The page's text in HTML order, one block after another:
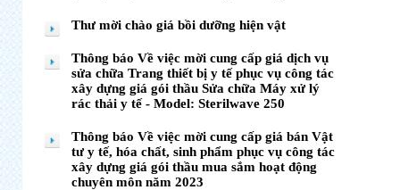
Thư mời chào giá bồi dưỡng hiện vật
Thông báo Về việc mời cung cấp giá dịch vụ
sửa chữa Trang thiết bị y tế phục vụ công tác
xây dựng giá gói thầu Sửa chữa Máy xử lý
rác thải y tế - Model: Sterilwave 250
Thông báo Về việc mời cung cấp giá bán Vật
tư y tế, hóa chất, sinh phẩm phục vụ công tác
xây dựng giá gói thầu mua sắm hoạt động
chuyên môn năm 2023